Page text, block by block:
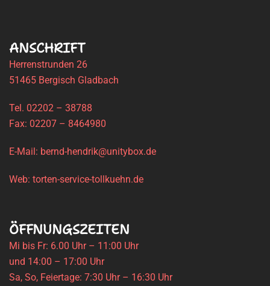
ANSCHRIFT
Herrenstrunden 26
51465 Bergisch Gladbach
Tel. 02202 – 38788
Fax: 02207 – 8464980
E-Mail: bernd-hendrik@unitybox.de
Web: torten-service-tollkuehn.de
ÖFFNUNGSZEITEN
Mi bis Fr: 6.00 Uhr – 11:00 Uhr
und 14:00 – 17:00 Uhr
Sa, So, Feiertage: 7:30 Uhr – 16:30 Uhr